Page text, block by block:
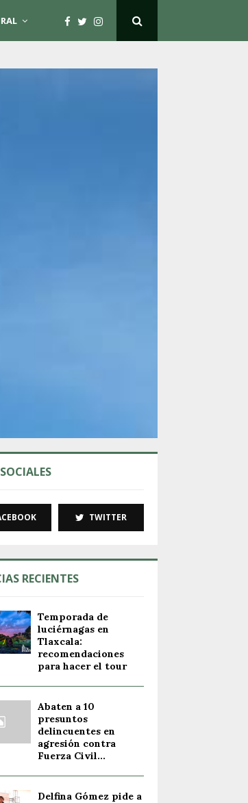
TWITTER
RECIENTES
Temporada de
luciérnagas en
Tlaxcala:
recomendaciones
para hacer el tour
Abaten a 10
presuntos
delincuentes en
agresión contra
Fuerza Civil...
Delfina Gómez pide a